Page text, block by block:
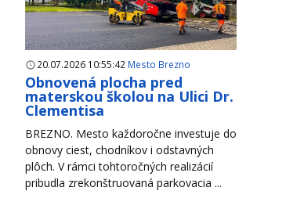
20.07.2026 10:55:42 Mesto Brezno
Obnovená plocha pred
materskou školou na Ulici Dr.
Clementisa
BREZNO. Mesto každoročne investuje do
obnovy ciest, chodníkov i odstavných
plôch. V rámci tohtoročných realizácií
pribudla zrekonštruovaná parkovacia ...